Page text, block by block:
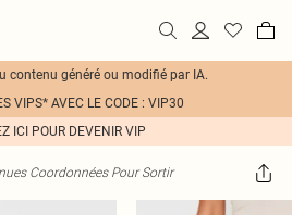
contenu généré ou modifié par IA.
VIPS* AVEC LE CODE : VIP30
ICI POUR DEVENIR VIP
Coordonnées Pour Sortir